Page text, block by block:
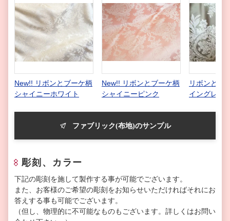
New!! リボンとブーケ柄
シャイニーホワイト
New!! リボンとブーケ柄
シャイニーピンク
リボンとブ
イングレー
ファブリック(布地)のサンプル
彫刻、カラー
下記の彫刻を施して製作する事が可能でございます。
また、お客様のご希望の彫刻をお知らせいただければそれにお
答えする事も可能でございます。
（但し、物理的に不可能なものもございます。詳しくはお問い